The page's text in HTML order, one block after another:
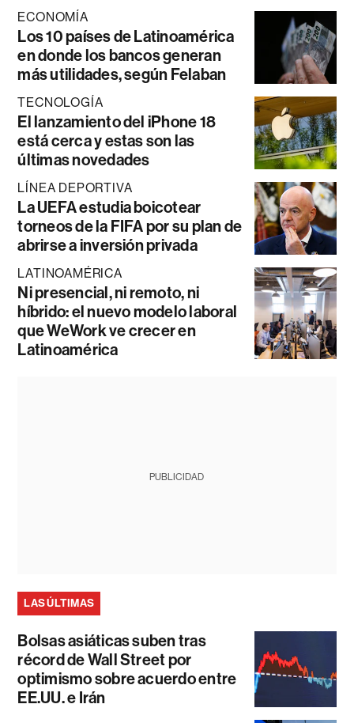
ECONOMÍA
Los 10 países de Latinoamérica
en donde los bancos generan
más utilidades, según Felaban
TECNOLOGÍA
El lanzamiento del iPhone 18
está cerca y estas son las
últimas novedades
LÍNEA DEPORTIVA
La UEFA estudia boicotear
torneos de la FIFA por su plan de
abrirse a inversión privada
LATINOAMÉRICA
Ni presencial, ni remoto, ni
híbrido: el nuevo modelo laboral
que WeWork ve crecer en
Latinoamérica
PUBLICIDAD
LAS ÚLTIMAS
Bolsas asiáticas suben tras
récord de Wall Street por
optimismo sobre acuerdo entre
EE.UU. e Irán